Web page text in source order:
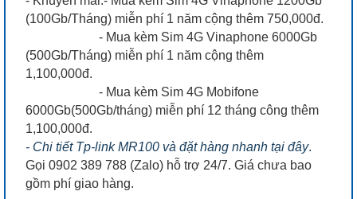
(100Gb/Tháng) miễn phí 1 năm cộng thêm 750,000đ.
- Mua kèm Sim 4G Vinaphone 6000Gb
(500Gb/Tháng) miễn phí 1 năm cộng thêm
1,100,000đ.
- Mua kèm Sim 4G Mobifone
6000Gb(500Gb/tháng) miễn phí 12 tháng công thêm
1,100,000đ.
- Chi tiết Tp-link MR100 và đặt hàng nhanh tại đây.
Gọi 0902 389 788 (Zalo) hỗ trợ 24/7. Giá chưa bao
gồm phí giao hàng.